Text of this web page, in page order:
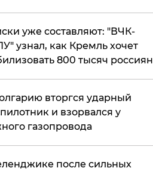
уже составляют: "ВЧК-
узнал, как Кремль хочет
800 тысяч россиян
вторгся ударный
и взорвался у
газопровода
после сильных